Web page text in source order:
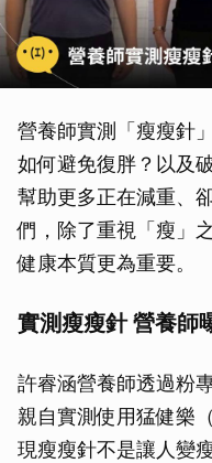
營養師實測「瘦瘦針
如何避免復胖？以及
幫助更多正在減重、
們，除了重視「瘦」
健康本質更為重要。
實測瘦瘦針 營養師
許睿涵營養師透過粉
親自實測使用猛健樂
現瘦瘦針不是讓人變